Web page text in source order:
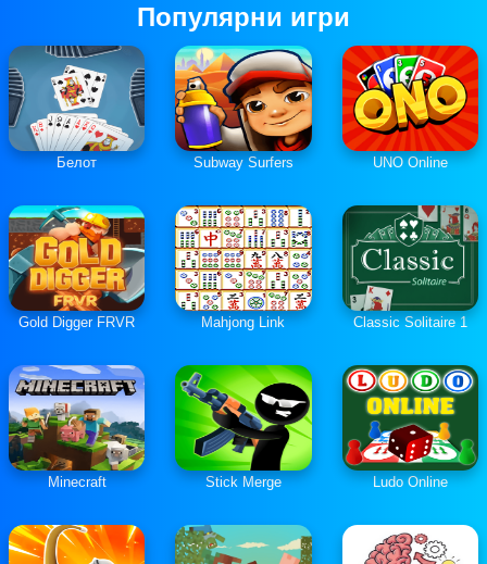
Популярни игри
Белот Subway Surfers UNO Online
Gold Digger FRVR Mahjong Link Classic Solitaire 1
Minecraft Stick Merge Ludo Online